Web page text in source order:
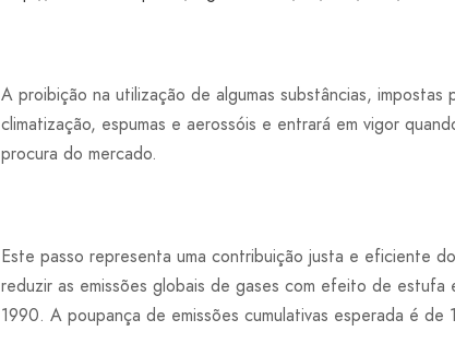
A proibição na utilização de algumas substâncias,
climatização, espumas e aerossóis e entrará em vigor
procura do mercado.
Este passo representa uma contribuição justa e eficiente
reduzir as emissões globais de gases com efeito de
1990. A poupança de emissões cumulativas esperada é